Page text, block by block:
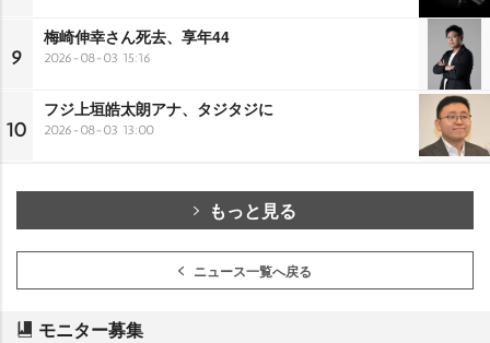
9
梅崎伸幸さん死去、享年44
2026-08-03 15:16
10
フジ上垣皓太朗アナ、タジタジに
2026-08-03 13:00
もっと見る
ニュース一覧へ戻る
モニター募集